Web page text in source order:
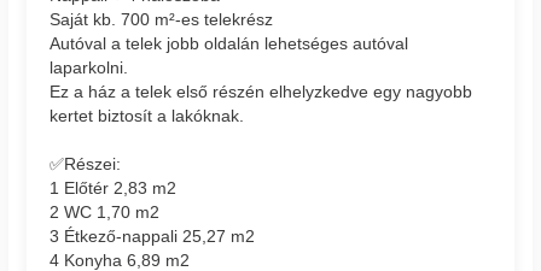
Saját kb. 700 m²-es telekrész
Autóval a telek jobb oldalán lehetséges autóval
laparkolni.
Ez a ház a telek első részén elhelyzkedve egy nagyobb
kertet biztosít a lakóknak.
✅Részei:
1 Előtér 2,83 m2
2 WC 1,70 m2
3 Étkező-nappali 25,27 m2
4 Konyha 6,89 m2